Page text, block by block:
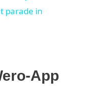
parade in
App